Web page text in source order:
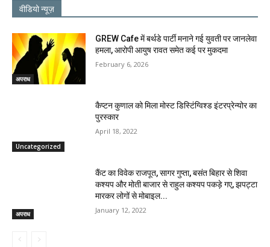
वीडियो न्यूज़
अपराध
GREW Cafe में बर्थडे पार्टी मनाने गई युवती पर जानलेवा
हमला, आरोपी आयुष रावत समेत कई पर मुकदमा
February 6, 2026
Uncategorized
कैप्टन कुणाल को मिला मोस्ट डिस्टिंग्विश्ड इंटरप्रेन्योर का
पुरस्कार
April 18, 2022
अपराध
कैंट का विवेक राजपूत, सागर गुप्ता, बसंत बिहार से शिवा
कश्यप और मोती बाजार से राहुल कश्यप पकड़े गए, झपट्टा
मारकर लोगों से मोबाइल...
January 12, 2022